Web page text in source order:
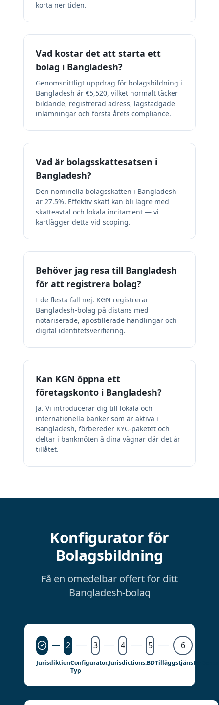
korta ner tiden.
Vad kostar det att starta ett
bolag i Bangladesh?
Genomsnittligt uppdrag för bolagsbildning i
Bangladesh är €5,520, vilket normalt täcker
bildande, registrerad adress, lagstadgade
inlämningar och första årets compliance.
Vad är bolagsskattesatsen i
Bangladesh?
Den nominella bolagsskatten i Bangladesh
är 27.5%. Effektiv skatt kan bli lägre med
skatteavtal och lokala incitament — vi
kartlägger detta vid scoping.
Behöver jag resa till Bangladesh
för att registrera bolag?
I de flesta fall nej. KGN registrerar
Bangladesh-bolag på distans med
notariserade, apostillerade handlingar och
digital identitetsverifiering.
Kan KGN öppna ett
företagskonto i Bangladesh?
Ja. Vi introducerar dig till lokala och
internationella banker som är aktiva i
Bangladesh, förbereder KYC-paketet och
deltar i bankmöten å dina vägnar där det är
tillåtet.
Konfigurator för
Bolagsbildning
Få en omedelbar offert för ditt
Bangladesh-bolag
2 3 4 5 6
JurisdiktionConfigurator.jurisdictions.BD
Typ
Tilläggstjänster